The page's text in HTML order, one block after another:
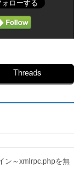
Threads
ン～xmlrpc.phpを無